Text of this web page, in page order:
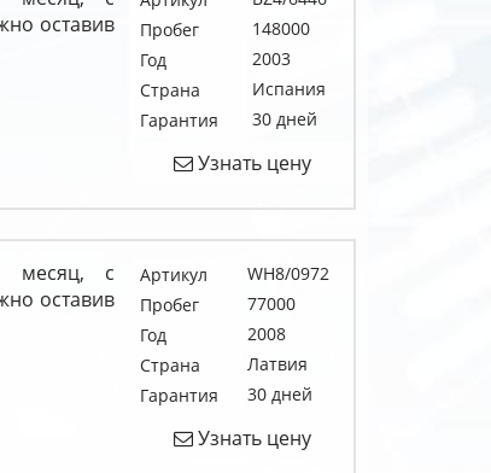
оставив
Пробег
148000
Год
2003
Страна
Испания
Гарантия
30 дней
Узнать цену
месяц, с
оставив
Артикул
WH8/0972
Пробег
77000
Год
2008
Страна
Латвия
Гарантия
30 дней
Узнать цену